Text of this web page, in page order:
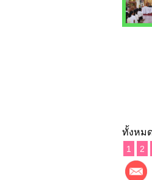
ทั้งหม
1 2